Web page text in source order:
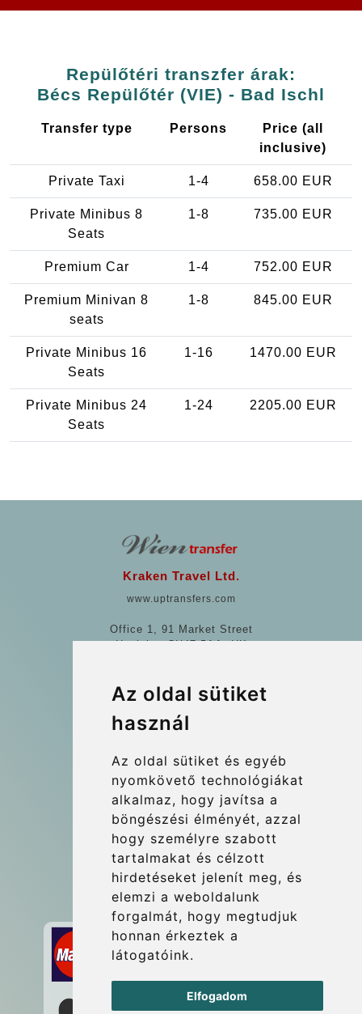
Az oldal sütiket
használ
Az oldal sütiket és egyéb
nyomkövető technológiákat
alkalmaz, hogy javítsa a
böngészési élményét, azzal
hogy személyre szabott
tartalmakat és célzott
hirdetéseket jelenít meg, és
elemzi a weboldalunk
forgalmát, hogy megtudjuk
honnan érkeztek a
látogatóink.
Elfogadom
Repülőtéri transzfer árak:
Bécs Repülőtér (VIE) - Bad Ischl
Transfer type Persons
Price (all
inclusive)
Private Taxi 1-4 658.00 EUR
Private Minibus 8
Seats
1-8 735.00 EUR
Premium Car 1-4 752.00 EUR
Premium Minivan 8
seats
1-8 845.00 EUR
Private Minibus 16
Seats
1-16 1470.00 EUR
Private Minibus 24
Seats
1-24 2205.00 EUR
Kraken Travel Ltd.
www.uptransfers.com
Office 1, 91 Market Street
Hoylake, CH47 5AA, UK
© 2026 Kraken Travel Ltd.
Blog
Update cookies preferences
Contact
info@wientransfer.com
Secure Payment with STRIPE